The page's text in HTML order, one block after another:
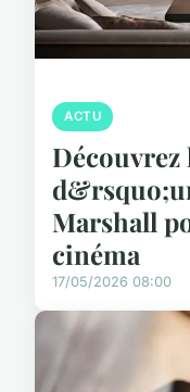
ACTU
Découvrez
Marshall
cinéma
17/05/2026 08:00